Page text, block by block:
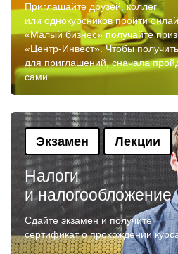
Приглашайте друзей, коллег
или однокурсников пройти
«Малый бизнес» получайте
«Центр-Инвест». Чтобы
для приглашений, сначала
сами.
Экзамен Лекции
Налоги
и налогообложение
Сдайте экзамен и получите
сертификат о прохождении